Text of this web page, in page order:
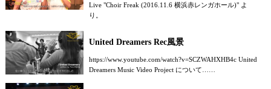
Live "Choir Freak (2016.11.6 横浜赤レンガホール)" よ
り。
United Dreamers Rec風景
https://www.youtube.com/watch?v=SCZWAHXHB4c United
Dreamers Music Video Project について……